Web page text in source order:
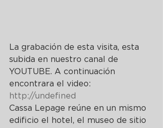
La grabación de esta visita, esta
subida en nuestro canal de
YOUTUBE. A continuación
encontrara el video:
http://undefined
Cassa Lepage reúne en un mismo
edificio el hotel, el museo de sitio